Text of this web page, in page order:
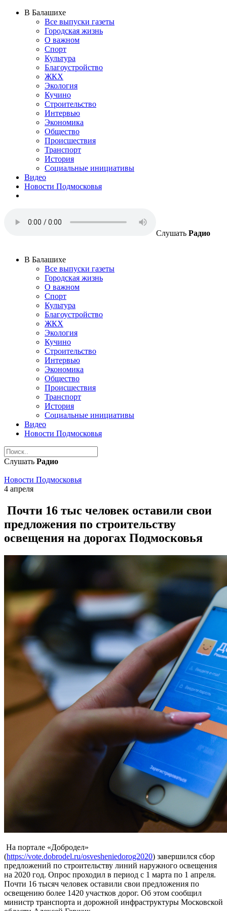
В Балашихе
Все выпуски газеты
Городская жизнь
О важном
Спорт
Культура
Благоустройство
ЖКХ
Экология
Кучино
Строительство
Интервью
Экономика
Общество
Происшествия
Транспорт
История
Социальные инициативы
Видео
Новости Подмосковья
Слушать Радио
В Балашихе
Все выпуски газеты
Городская жизнь
О важном
Спорт
Культура
Благоустройство
ЖКХ
Экология
Кучино
Строительство
Интервью
Экономика
Общество
Происшествия
Транспорт
История
Социальные инициативы
Видео
Новости Подмосковья
Слушать Радио
Новости Подмосковья
4 апреля
Почти 16 тыс человек оставили свои
предложения по строительству
освещения на дорогах Подмосковья
На портале «Добродел»
(https://vote.dobrodel.ru/osvesheniedorog2020) завершился сбор
предложений по строительству линий наружного освещения
на 2020 год. Опрос проходил в период с 1 марта по 1 апреля.
Почти 16 тысяч человек оставили свои предложения по
освещению более 1420 участков дорог. Об этом сообщил
министр транспорта и дорожной инфраструктуры Московской